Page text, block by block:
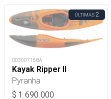
ÚLTIMAS2
OD300716BA
Kayak Ripper II
Pyranha
$ 1.690.000